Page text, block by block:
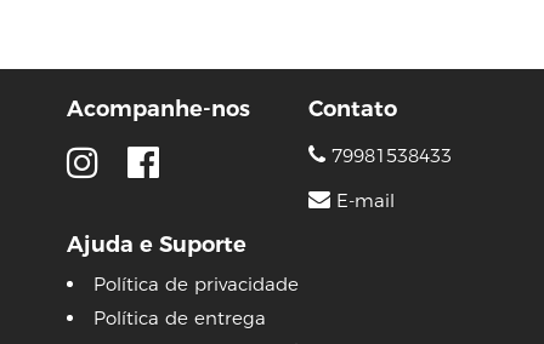
Acompanhe-nos
Ajuda e Suporte
Política de privacidade
Política de entrega
Contato
79981538433
E-mail